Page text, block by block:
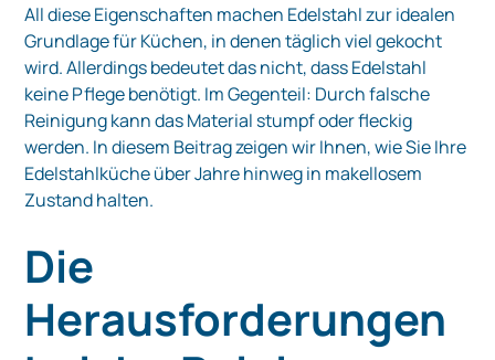
All diese Eigenschaften machen Edelstahl zur idealen
Grundlage für Küchen, in denen täglich viel gekocht
wird. Allerdings bedeutet das nicht, dass Edelstahl
keine Pflege benötigt. Im Gegenteil: Durch falsche
Reinigung kann das Material stumpf oder fleckig
werden. In diesem Beitrag zeigen wir Ihnen, wie Sie Ihre
Edelstahlküche über Jahre hinweg in makellosem
Zustand halten.
Die
Herausforderungen